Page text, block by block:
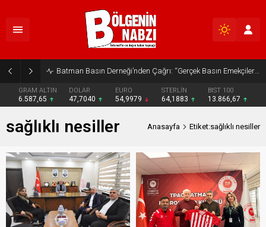
Batman Basın Derneği’nden Çağrı: “Gerçek Basın Emekçileri Desteklenmeli”
GRAM ALTIN
6.587,65
DOLAR
47,7040
EURO
54,9979
STERLİN
64,1883
BIST 100
13.866,67
sağlıklı nesiller Anasayfa Etiket:sağlıklı nesiller